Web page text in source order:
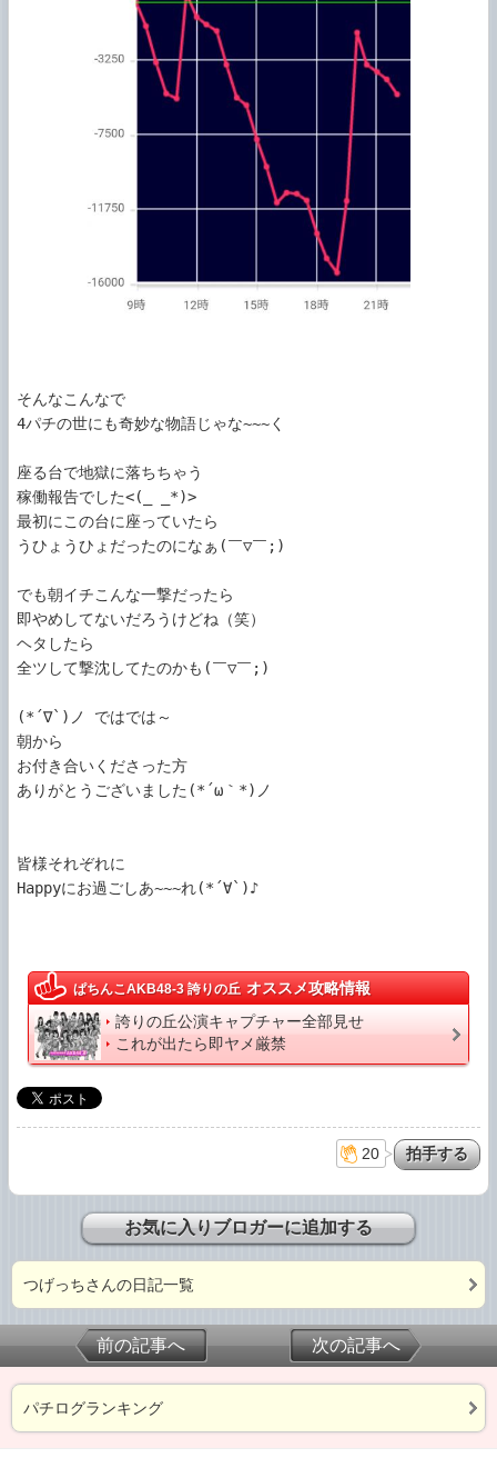
そんなこんなで
4パチの世にも奇妙な物語じゃな~~~く
座る台で地獄に落ちちゃう
稼働報告でした<(_ _*)>
最初にこの台に座っていたら
うひょうひょだったのになぁ(￣▽￣;)
でも朝イチこんな一撃だったら
即やめしてないだろうけどね（笑）
ヘタしたら
全ツして撃沈してたのかも(￣▽￣;)
(*´∇`)ノ ではでは～
朝から
お付き合いくださった方
ありがとうございました(*´ω｀*)ノ
皆様それぞれに
Happyにお過ごしあ~~~れ(*´∀`)♪
ぱちんこAKB48-3 誇りの丘 オススメ攻略情報
誇りの丘公演キャプチャー全部見せ
これが出たら即ヤメ厳禁
20
お気に入りブロガーに追加する
つげっちさんの日記一覧
前の記事へ 次の記事へ
パチログランキング